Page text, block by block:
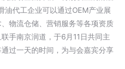
油代工企业可以通过OEM产业展
物流仓储、营销服务等各项资质
手南京润道，于6月11日共同主
过一天的时间，为与会嘉宾分享